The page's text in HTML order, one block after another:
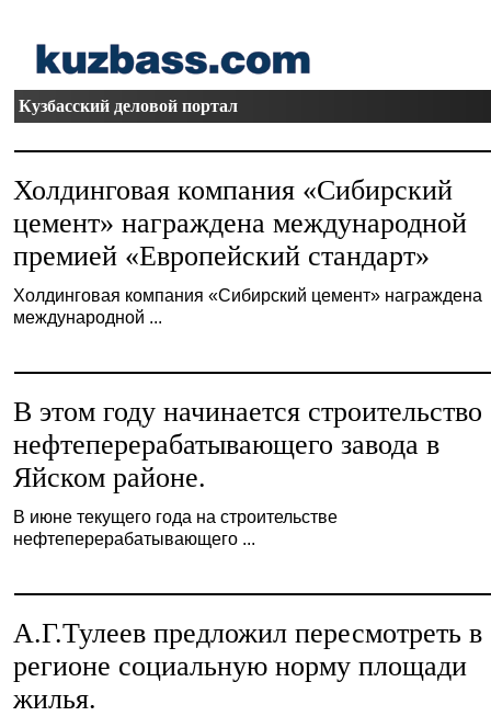
Кузбасский деловой портал
Холдинговая компания «Сибирский
цемент» награждена международной
премией «Европейский стандарт»
Холдинговая компания «Сибирский цемент» награждена
международной ...
В этом году начинается строительство
нефтеперерабатывающего завода в
Яйском районе.
В июне текущего года на строительстве
нефтеперерабатывающего ...
А.Г.Тулеев предложил пересмотреть в
регионе социальную норму площади
жилья.